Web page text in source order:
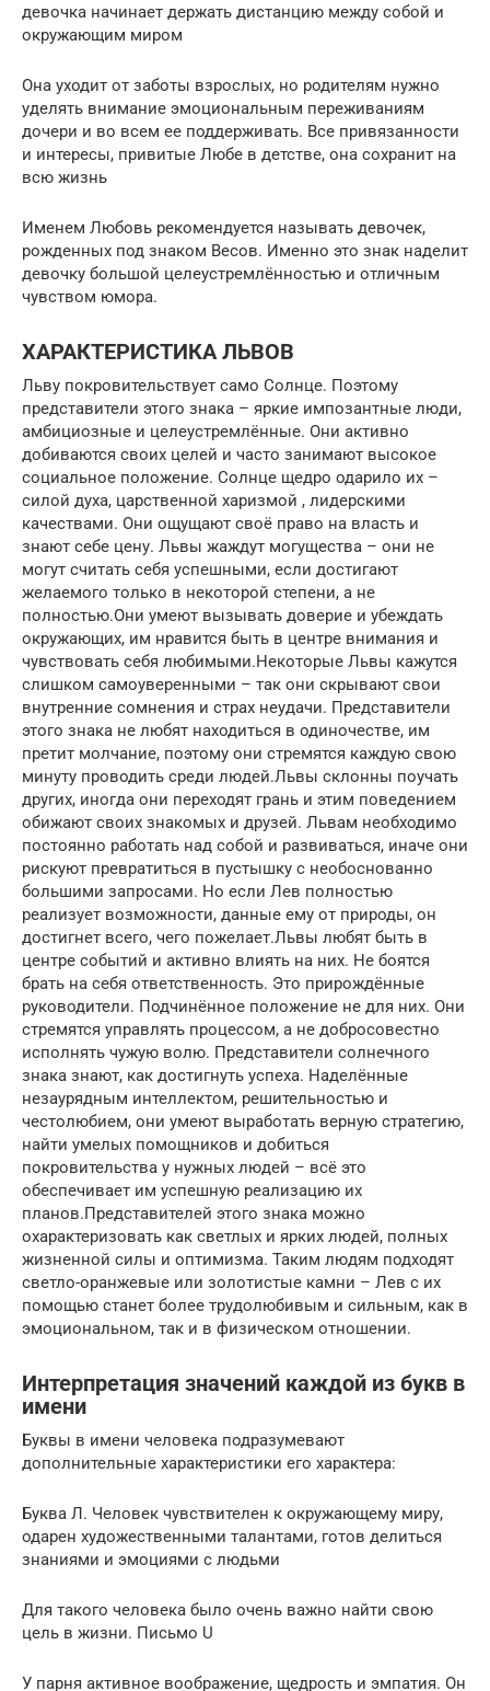
девочка начинает держать дистанцию между собой и
окружающим миром
Она уходит от заботы взрослых, но родителям нужно
уделять внимание эмоциональным переживаниям
дочери и во всем ее поддерживать. Все привязанности
и интересы, привитые Любе в детстве, она сохранит на
всю жизнь
Именем Любовь рекомендуется называть девочек,
рожденных под знаком Весов. Именно это знак наделит
девочку большой целеустремлённостью и отличным
чувством юмора.
ХАРАКТЕРИСТИКА ЛЬВОВ
Льву покровительствует само Солнце. Поэтому
представители этого знака – яркие импозантные люди,
амбициозные и целеустремлённые. Они активно
добиваются своих целей и часто занимают высокое
социальное положение. Солнце щедро одарило их –
силой духа, царственной харизмой , лидерскими
качествами. Они ощущают своё право на власть и
знают себе цену. Львы жаждут могущества – они не
могут считать себя успешными, если достигают
желаемого только в некоторой степени, а не
полностью.Они умеют вызывать доверие и убеждать
окружающих, им нравится быть в центре внимания и
чувствовать себя любимыми.Некоторые Львы кажутся
слишком самоуверенными – так они скрывают свои
внутренние сомнения и страх неудачи. Представители
этого знака не любят находиться в одиночестве, им
претит молчание, поэтому они стремятся каждую свою
минуту проводить среди людей.Львы склонны поучать
других, иногда они переходят грань и этим поведением
обижают своих знакомых и друзей. Львам необходимо
постоянно работать над собой и развиваться, иначе они
рискуют превратиться в пустышку с необоснованно
большими запросами. Но если Лев полностью
реализует возможности, данные ему от природы, он
достигнет всего, чего пожелает.Львы любят быть в
центре событий и активно влиять на них. Не боятся
брать на себя ответственность. Это прирождённые
руководители. Подчинённое положение не для них. Они
стремятся управлять процессом, а не добросовестно
исполнять чужую волю. Представители солнечного
знака знают, как достигнуть успеха. Наделённые
незаурядным интеллектом, решительностью и
честолюбием, они умеют выработать верную стратегию,
найти умелых помощников и добиться
покровительства у нужных людей – всё это
обеспечивает им успешную реализацию их
планов.Представителей этого знака можно
охарактеризовать как светлых и ярких людей, полных
жизненной силы и оптимизма. Таким людям подходят
светло-оранжевые или золотистые камни – Лев с их
помощью станет более трудолюбивым и сильным, как в
эмоциональном, так и в физическом отношении.
Интерпретация значений каждой из букв в
имени
Буквы в имени человека подразумевают
дополнительные характеристики его характера:
Буква Л. Человек чувствителен к окружающему миру,
одарен художественными талантами, готов делиться
знаниями и эмоциями с людьми
Для такого человека было очень важно найти свою
цель в жизни. Письмо U
У парня активное воображение, щедрость и эмпатия. Он